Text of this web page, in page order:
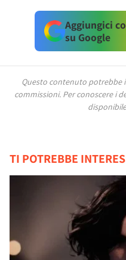
Aggiungici
su Google
Questo contenuto potrebbe
commissioni. Per conoscere i
TI POTREBBE